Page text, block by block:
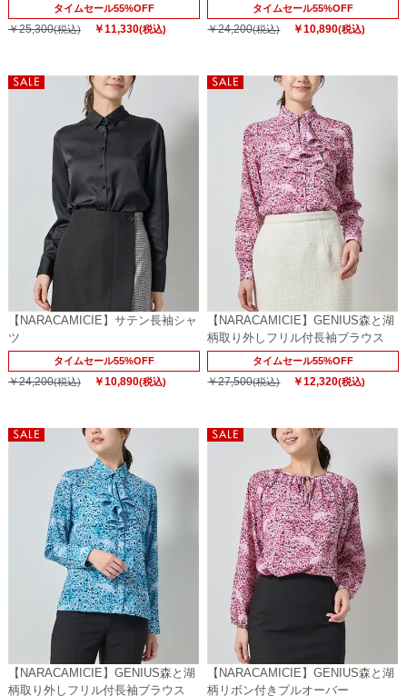
タイムセール55%OFF
￥25,300(税込) ￥11,330(税込)
タイムセール55%OFF
￥24,200(税込) ￥10,890(税込)
【NARACAMICIE】サテン長袖シャ
ツ
タイムセール55%OFF
￥24,200(税込) ￥10,890(税込)
【NARACAMICIE】GENIUS森と湖
柄取り外しフリル付長袖ブラウス
タイムセール55%OFF
￥27,500(税込) ￥12,320(税込)
【NARACAMICIE】GENIUS森と湖
柄取り外しフリル付長袖ブラウス
【NARACAMICIE】GENIUS森と湖
柄リボン付きプルオーバー